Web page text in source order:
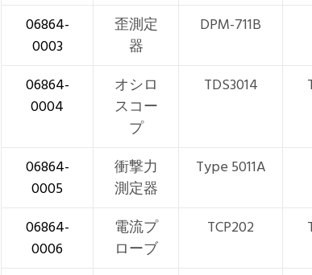
06864-
0003
歪測定
器
DPM-711B
06864-
0004
オシロ
スコー
プ
TDS3014
06864-
0005
衝撃力
測定器
Type 5011A
06864-
0006
電流プ
ローブ
TCP202